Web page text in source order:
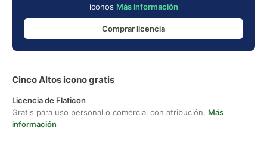
iconos Más información
Comprar licencia
Cinco Altos icono gratis
Licencia de Flaticon
Gratis para uso personal o comercial con atribución. Más
información